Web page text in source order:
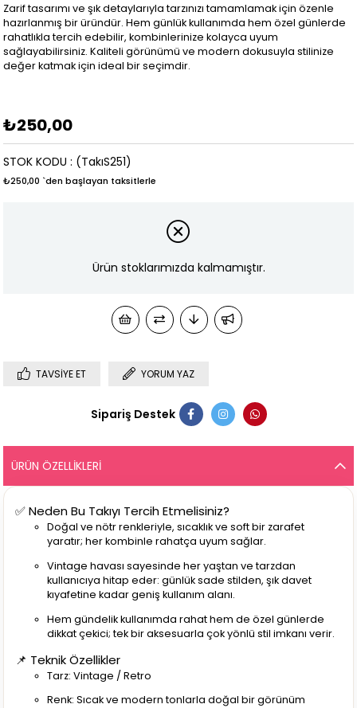
Zarif tasarımı ve şık detaylarıyla tarzınızı tamamlamak için özenle
hazırlanmış bir üründür. Hem günlük kullanımda hem özel günlerde
rahatlıkla tercih edebilir, kombinlerinize kolayca uyum
sağlayabilirsiniz. Kaliteli görünümü ve modern dokusuyla stilinize
değer katmak için ideal bir seçimdir.
₺250,00
(TakıS251)
STOK KODU
₺250,00 `den başlayan taksitlerle
Ürün stoklarımızda kalmamıştır.
TAVSIYE ET YORUM YAZ
Sipariş Destek
ÜRÜN ÖZELLIKLERI
✅ Neden Bu Takıyı Tercih Etmelisiniz?
Doğal ve nötr renkleriyle, sıcaklık ve soft bir zarafet
yaratır; her kombinle rahatça uyum sağlar.
Vintage havası sayesinde her yaştan ve tarzdan
kullanıcıya hitap eder: günlük sade stilden, şık davet
kıyafetine kadar geniş kullanım alanı.
Hem gündelik kullanımda rahat hem de özel günlerde
dikkat çekici; tek bir aksesuarla çok yönlü stil imkanı verir.
📌 Teknik Özellikler
Tarz: Vintage / Retro
Renk: Sıcak ve modern tonlarla doğal bir görünüm